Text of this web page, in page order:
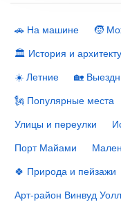
🚗 На машине
🧒
🏛 История и
☀️ Летние
🏡
🗽 Популярные места
Улицы и переулки
Порт Майами
🍀 Природа и пейзажи
Арт-район Винвуд